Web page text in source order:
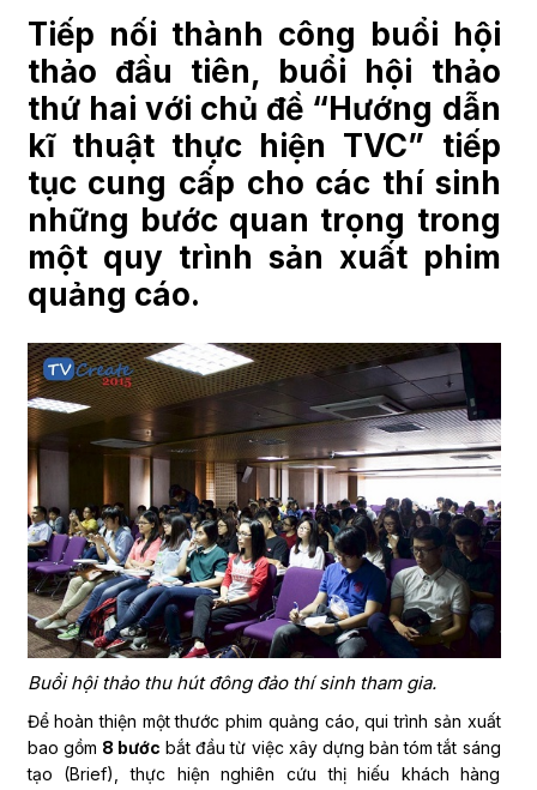
Tiếp nối thành công buổi hội
thảo đầu tiên, buổi hội thảo
thứ hai với chủ đề “Hướng dẫn
kĩ thuật thực hiện TVC” tiếp
tục cung cấp cho các thí sinh
những bước quan trọng trong
một quy trình sản xuất phim
quảng cáo.
Buổi hội thảo thu hút đông đảo thí sinh tham gia.
Để hoàn thiện một thước phim quảng cáo, qui trình sản xuất
bao gồm 8 bước bắt đầu từ việc xây dựng bản tóm tắt sáng
tạo (Brief), thực hiện nghiên cứu thị hiếu khách hàng